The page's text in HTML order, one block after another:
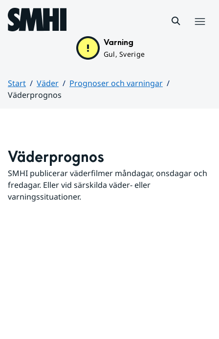
Hoppa till sidans innehåll
Varning
Gul, Sverige
Start Väder
Prognoser och varningar
Väderprognos
Väderprognos
SMHI publicerar väderfilmer måndagar, onsdagar och
fredagar. Eller vid särskilda väder- eller
varningssituationer.